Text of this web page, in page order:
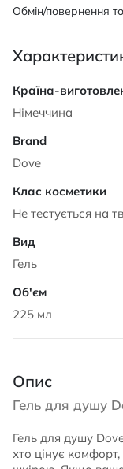
Обмін/повернення
Характеристики
Німеччина
Dove
Не тестується на
Гель
225 мл
Опис
Гель для душу
Гель для душу
хто цінує